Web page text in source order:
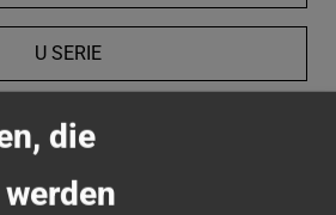
U SERIE
VC SERIE
MICROTURN
die